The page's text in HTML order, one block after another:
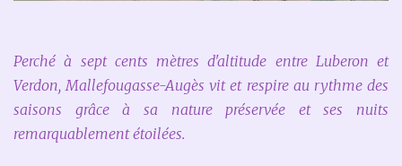
Perché à sept cents mètres d'altitude entre Luberon et
Verdon, Mallefougasse-Augès vit et respire au rythme des
saisons grâce à sa nature préservée et ses nuits
remarquablement étoilées.